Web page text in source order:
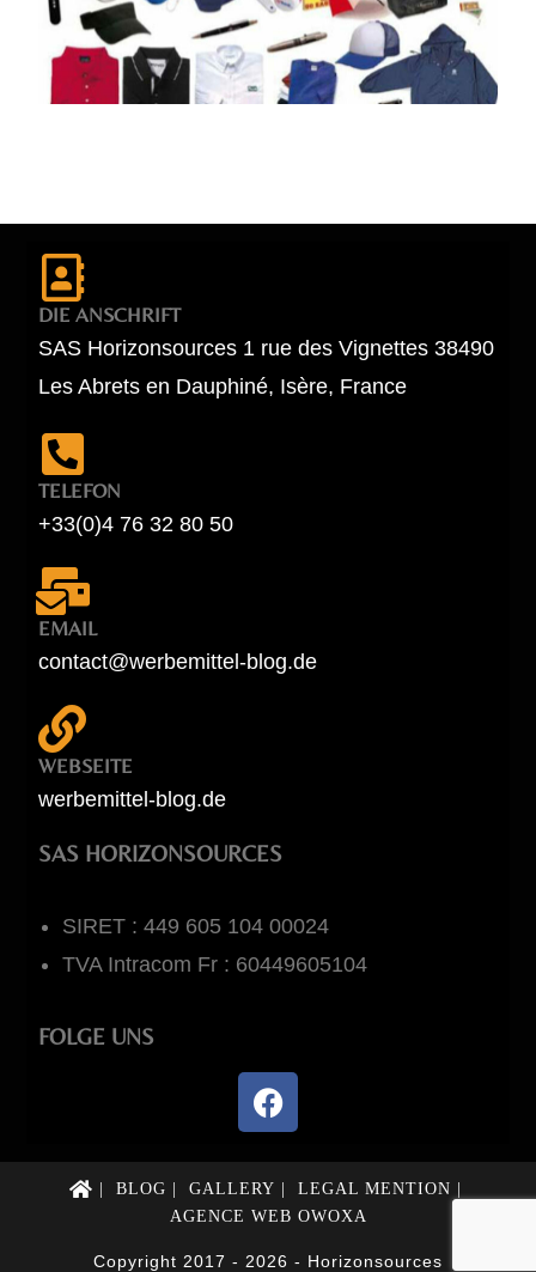
DIE ANSCHRIFT
SAS Horizonsources 1 rue des Vignettes 38490
Les Abrets en Dauphiné, Isère, France
TELEFON
+33(0)4 76 32 80 50
EMAIL
contact@werbemittel-blog.de
WEBSEITE
werbemittel-blog.de
SAS HORIZONSOURCES
SIRET : 449 605 104 00024
TVA Intracom Fr : 60449605104
FOLGE UNS
BLOG GALLERY
LEGAL MENTION
AGENCE WEB OWOXA
Copyright 2017 - 2026 - Horizonsources